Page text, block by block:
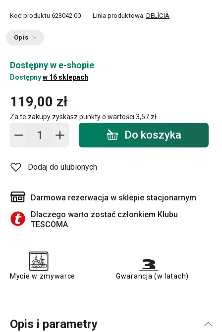
Kod produktu 623042.00 Linia produktowa: DELÍCIA
Opis
Dostępny w e-shopie
Dostępnyw 16 sklepach
119,00 zł
Za te zakupy zyskasz punkty o wartości 3,57 zł
Dodaj do koszyka - ilość Do koszyka
Dodaj do ulubionych
Darmowa rezerwacja w sklepie stacjonarnym
Dlaczego warto zostać członkiem Klubu
TESCOMA
Mycie w zmywarce Gwarancja (w latach)
Opis i parametry